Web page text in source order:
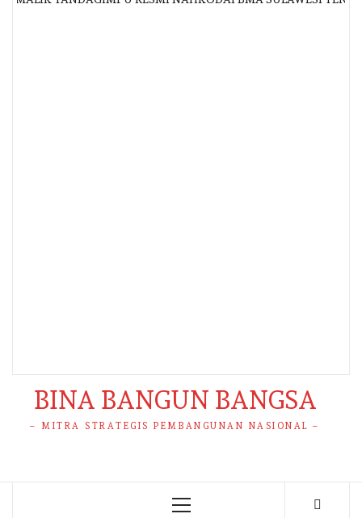
BINA BANGUN BANGSA
– MITRA STRATEGIS PEMBANGUNAN NASIONAL –
Primary